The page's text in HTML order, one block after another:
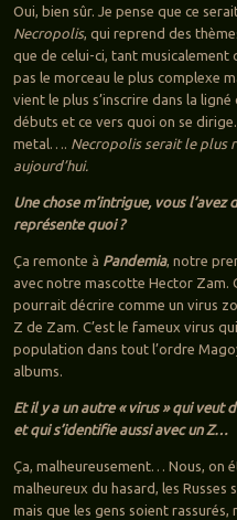
Oui, bien sûr. Je pense que ce
Necropolis, qui reprend des
que de celui-ci, tant musicalement
pas le morceau le plus complexe
vient le plus s’inscrire dans la
débuts et ce vers quoi on se
metal…. Necropolis serait le plus
aujourd’hui.
Une chose m’intrigue, vous l’avez
représente quoi ?
Ça remonte à Pandemia, notre
avec notre mascotte Hector Zam.
pourrait décrire comme un virus
Z de Zam. C’est le fameux virus
population dans tout l’ordre
albums.
Et il y a un autre « virus » qui veut
et qui s’identifie aussi avec un Z…
Ça, malheureusement… Nous, on
malheureux du hasard, les
mais que les gens soient rassurés,